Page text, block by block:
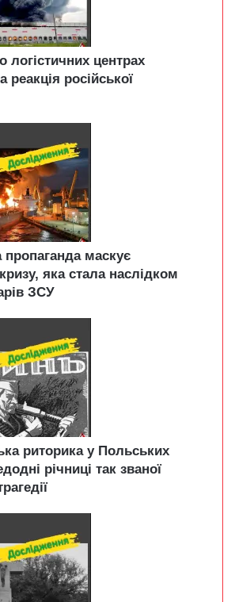
центрах
реакція російської
пропаганда маскує
яка стала наслідком
ЗСУ
риторика у Польських
річниці так званої